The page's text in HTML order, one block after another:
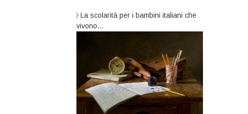
La scolarità per i bambini italiani che
vivono…